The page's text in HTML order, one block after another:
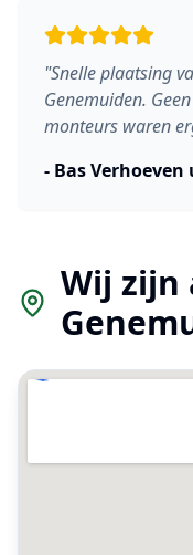
"Snelle plaatsing
Genemuiden.
monteurs waren
- Bas Verhoeven
Wij zijn